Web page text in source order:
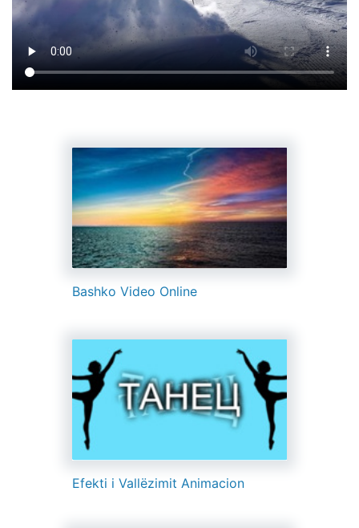
Bashko Video Online
Efekti i Vallëzimit Animacion